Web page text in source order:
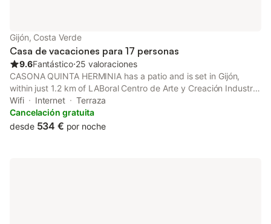
Gijón, Costa Verde
Casa de vacaciones para 17 personas
9.6Fantástico⋅25 valoraciones
CASONA QUINTA HERMINIA has a patio and is set in Gijón,
within just 1.2 km of LABoral Centro de Arte y Creación Industrial
and 1.7 km of Asturian Entrepreneurs Association. This property
offers access to a balcony, free private parking and free WiFi.
Wifi Internet
Terraza
Cancelación gratuita
desde 534 € por noche